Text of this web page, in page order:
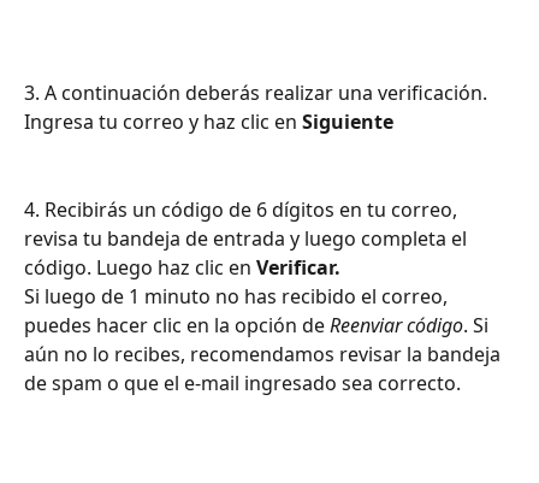
3. A continuación deberás realizar una verificación.
Ingresa tu correo y haz clic en Siguiente
4. Recibirás un código de 6 dígitos en tu correo,
revisa tu bandeja de entrada y luego completa el
código. Luego haz clic en Verificar.
Si luego de 1 minuto no has recibido el correo,
puedes hacer clic en la opción de Reenviar código. Si
aún no lo recibes, recomendamos revisar la bandeja
de spam o que el e-mail ingresado sea correcto.